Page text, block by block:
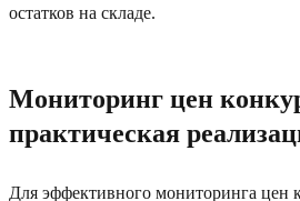
остатков на складе.
Мониторинг цен
практическая
Для эффективного мониторинга цен